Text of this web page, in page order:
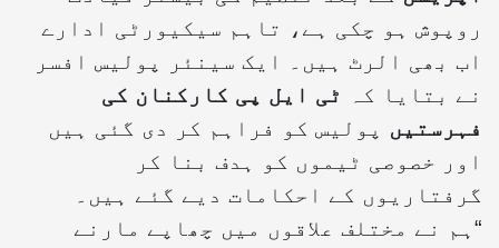
روپوش ہو چکی ہے، تاہم سیکیورٹی ادارے
اب بھی الرٹ ہیں۔ ایک سینئر پولیس افسر
نے بتایا کہ
ٹی ایل پی کارکنان کی
فہرستیں پولیس کو فراہم کر دی گئی ہیں
اور خصوصی ٹیموں کو ہدف بنا کر
گرفتاریوں کے احکامات دیے گئے ہیں۔
“ہم نے مختلف علاقوں میں چھاپے مارنے